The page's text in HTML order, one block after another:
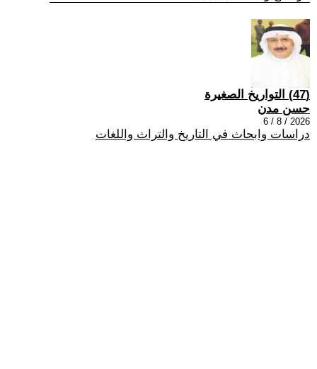
(47) التواريخ الصغيرة
حسن مدن
2026 / 8 / 6
دراسات وابحاث في التاريخ والتراث واللغات